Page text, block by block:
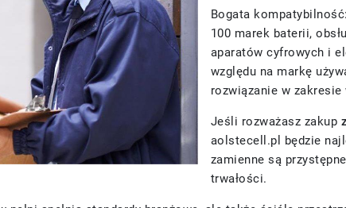
Bogata
100 marek baterii,
aparatów cyfrowych i
względu na markę
rozwiązanie w
Jeśli rozważasz zakup
aolstecell.pl będzie
zamienne są
trwałości.